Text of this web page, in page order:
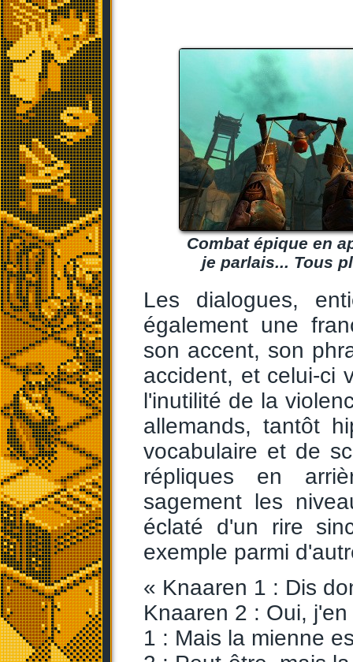
Combat épique en
je parlais... Tous
Les dialogues,
également une
son accent, son
accident, et celui-ci
l'inutilité de la
allemands, tantôt
vocabulaire et de
répliques en
sagement les
éclaté d'un rire
exemple parmi
« Knaaren 1 : Dis
Knaaren 2 : Oui,
1 : Mais la mienne